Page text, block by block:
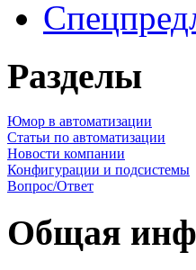
Разделы
Юмор в автоматизации
Статьи по автоматизации
Новости компании
Конфигурации и подсистемы
Вопрос/Ответ
Общая